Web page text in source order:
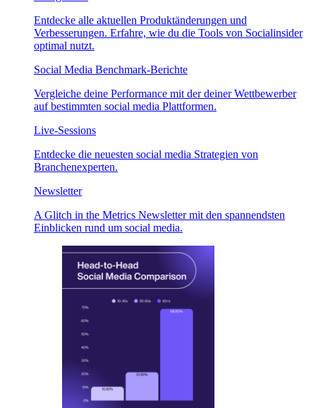
Entdecke alle aktuellen Produktänderungen und
Verbesserungen. Erfahre, wie du die Tools von Socialinsider
optimal nutzt.
Social Media Benchmark-Berichte
Vergleiche deine Performance mit der deiner Wettbewerber
auf bestimmten social media Plattformen.
Live-Sessions
Entdecke die neuesten social media Strategien von
Branchenexperten.
Newsletter
A Glitch in the Metrics Newsletter mit den spannendsten
Einblicken rund um social media.